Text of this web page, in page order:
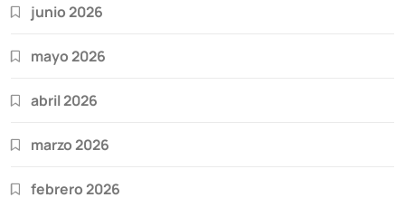
junio 2026
mayo 2026
abril 2026
marzo 2026
febrero 2026